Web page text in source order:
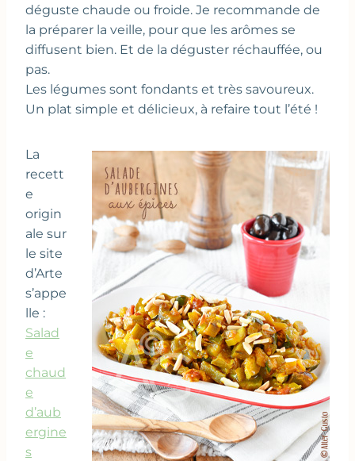
déguste chaude ou froide. Je recommande de
la préparer la veille, pour que les arômes se
diffusent bien. Et de la déguster réchauffée, ou
pas.
Les légumes sont fondants et très savoureux.
Un plat simple et délicieux, à refaire tout l’été !
La
recett
e
origin
ale sur
le site
d’Arte
s’appe
lle :
Salad
e
chaud
e
d’aub
ergine
s